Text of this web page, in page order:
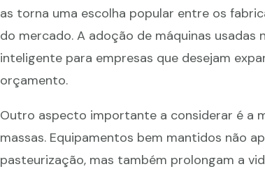
as torna uma escolha popular entre os
do mercado. A adoção de máquinas
inteligente para empresas que desejam
orçamento.
Outro aspecto importante a considerar é a
massas. Equipamentos bem mantidos não
pasteurização, mas também prolongam a